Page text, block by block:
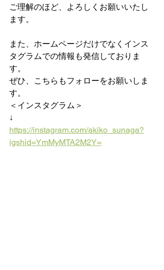
ご理解のほど、よろしくお願いいたし
ます。
また、ホームページだけでなくインス
タグラムでの情報も発信しておりま
す。
ぜひ、こちらもフォローをお願いしま
す。
＜インスタグラム＞
↓
https://instagram.com/akiko_sunaga?
igshid=YmMyMTA2M2Y=